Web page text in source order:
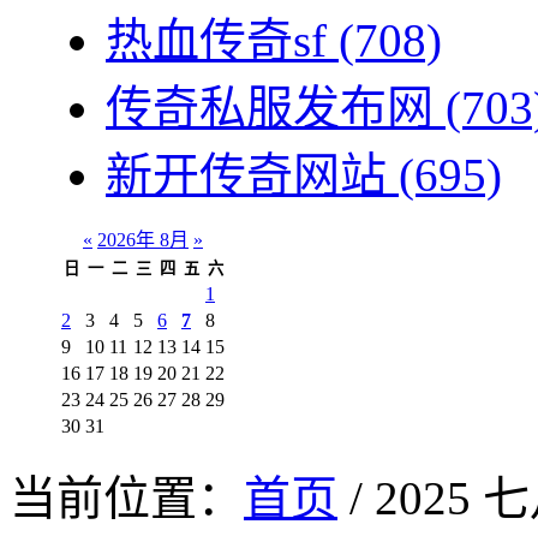
热血传奇sf (708)
传奇私服发布网
新开传奇网站 (695)
« 2026年 8月 »
日 一 二 三 四 五 六
1
2
3 4 5 6 7
8
9
10 11 12 13 14 15
16 17 18 19 20 21 22
23 24 25 26 27 28 29
30 31
当前位置： 首页 / 2025